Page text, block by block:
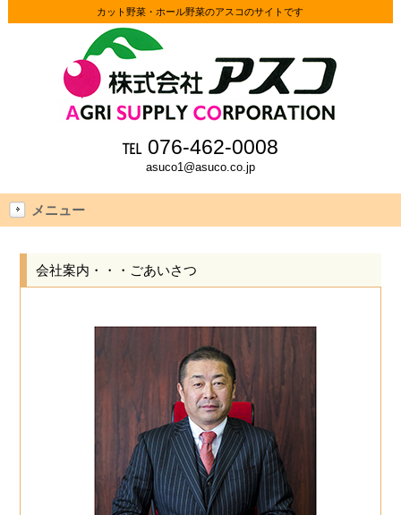
カット野菜・ホール野菜のアスコのサイトです
℡ 076-462-0008
asuco1@asuco.co.jp
メニュー
会社案内・・・ごあいさつ